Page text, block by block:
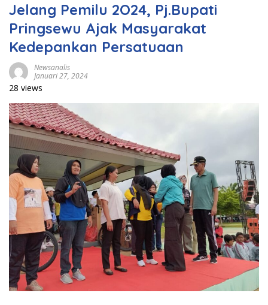
Jelang Pemilu 2O24, Pj.Bupati
Pringsewu Ajak Masyarakat
Kedepankan Persatuaan
Newsanalis
Januari 27, 2024
28 views